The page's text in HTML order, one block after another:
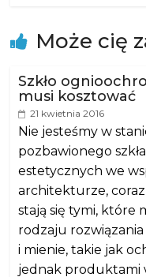
Może cię
Szkło
musi kosztować
21 kwietnia 2016
Nie jesteśmy w
pozbawionego
estetycznych we
architekturze,
stają się tymi, które
rodzaju
i mienie, takie jak
jednak produktami